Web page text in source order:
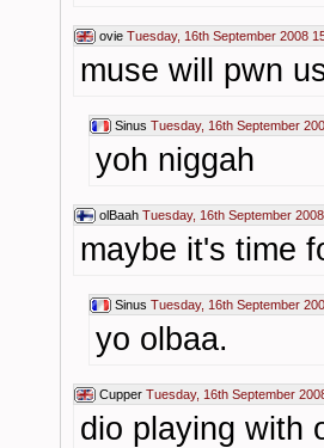
ovie Tuesday, 16th September 2008
muse will pwn
Sinus Tuesday, 16th September
yoh niggah
olBaah Tuesday, 16th September
maybe it's time
Sinus Tuesday, 16th September
yo olbaa.
Cupper Tuesday, 16th September
dio playing with